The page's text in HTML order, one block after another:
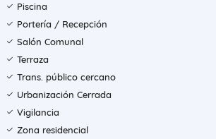
Piscina
Portería / Recepción
Salón Comunal
Terraza
Trans. público cercano
Urbanización Cerrada
Vigilancia
Zona residencial